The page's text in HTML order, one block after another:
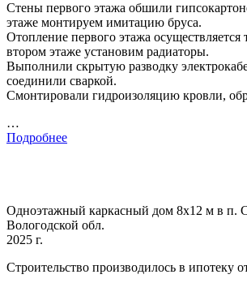
Стены первого этажа обшили
этаже монтируем имитацию бруса.
Отопление первого этажа
втором этаже установим радиаторы.
Выполнили скрытую разводку
соединили сваркой.
Смонтировали гидроизоляцию кровли,
…
Подробнее
Одноэтажный каркасный дом 8х12 м в п.
Вологодской обл.
2025 г.
Строительство производилось в ипотеку